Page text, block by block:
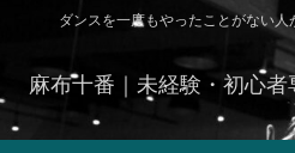
ダンスを一度もやったことがない
麻布十番｜未経験・初心